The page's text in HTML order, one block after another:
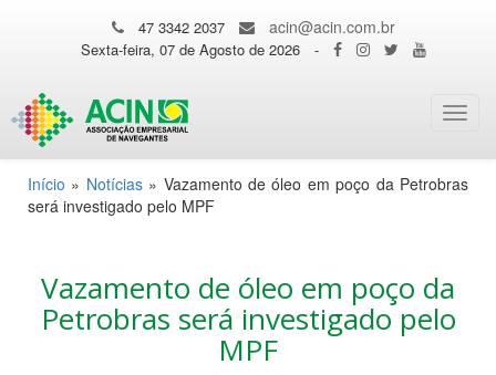
47 3342 2037 acin@acin.com.br
Sexta-feira, 07 de Agosto de 2026 -
Início » Notícias» Vazamento de óleo em poço da Petrobras
será investigado pelo MPF
Vazamento de óleo em poço da
Petrobras será investigado pelo
MPF